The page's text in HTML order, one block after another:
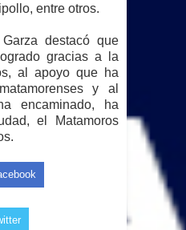
entre otros.
destacó que
gracias a la
al apoyo que ha
y al
encaminado, ha
el Matamoros